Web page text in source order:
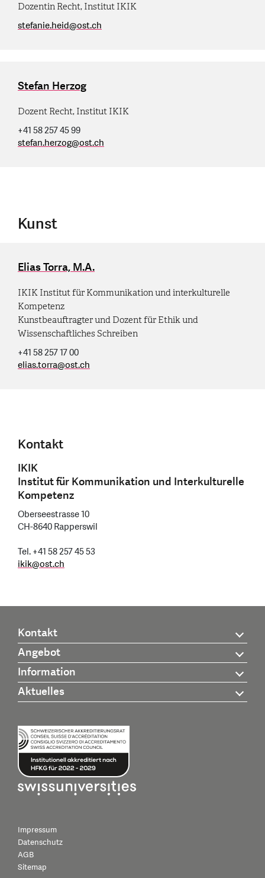
Dozentin Recht, Institut IKIK
stefanie.heid@ost.ch
Stefan Herzog
Dozent Recht, Institut IKIK
+41 58 257 45 99
stefan.herzog@ost.ch
Kunst
Elias Torra, M.A.
IKIK Institut für Kommunikation und interkulturelle
Kompetenz
Kunstbeauftragter und Dozent für Ethik und
Wissenschaftliches Schreiben
+41 58 257 17 00
elias.torra@ost.ch
Kontakt
IKIK
Institut für Kommunikation und Interkulturelle
Kompetenz
Oberseestrasse 10
CH-8640 Rapperswil
Tel. +41 58 257 45 53
ikik@ost.ch
Kontakt
Angebot
Information
Aktuelles
Impressum
Datenschutz
AGB
Sitemap